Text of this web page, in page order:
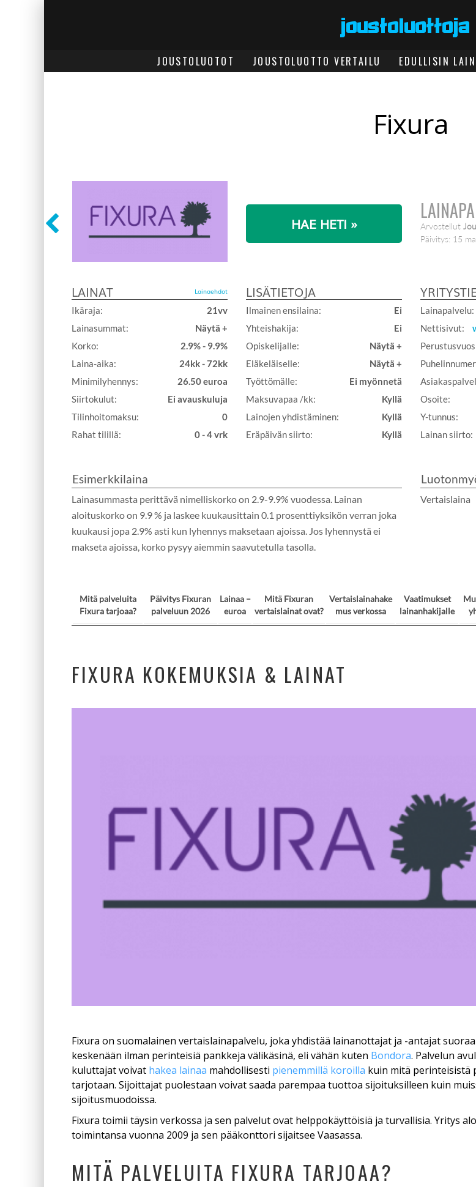
JOUSTOLUOTOT JOUSTOLUOTTO VERTAILU EDULLISIN
Fixura
HAE HETI » Arvostellut
Päivitys: 15
LAINAT Lainaehdot
Ikäraja:
21vv
Lainasummat:
Näytä +
Korko:
2.9% - 9.9%
Laina-aika:
24kk - 72kk
Minimilyhennys:
26.50 euroa
Siirtokulut:
Ei avauskuluja
Tilinhoitomaksu:
0
Rahat tilillä:
0 - 4 vrk
LISÄTIETOJA
Ilmainen ensilaina:
Ei
Yhteishakija:
Ei
Opiskelijalle:
Näytä +
Eläkeläiselle:
Näytä +
Työttömälle:
Ei myönnetä
Maksuvapaa /kk:
Kyllä
Lainojen yhdistäminen:
Kyllä
Eräpäivän siirto:
Kyllä
Lainapalvelu:
Nettisivut:
Osoite:
Y-tunnus:
Lainan siirto:
Esimerkkilaina
Lainasummasta perittävä nimelliskorko on 2.9-9.9% vuodessa. Lainan
aloituskorko on 9.9 % ja laskee kuukausittain 0.1 prosenttiyksikön verran joka
kuukausi jopa 2.9% asti kun lyhennys maksetaan ajoissa. Jos lyhennystä ei
makseta ajoissa, korko pysyy aiemmin saavutetulla tasolla.
Vertaislaina
Mitä palveluita
Fixura tarjoaa?
Päivitys Fixuran
palveluun 2026
Lainaa –
euroa
Mitä Fixuran
vertaislainat ovat?
Vertaislainahake
mus verkossa
Vaatimukset
lainanhakijalle
FIXURA KOKEMUKSIA & LAINAT
Fixura on suomalainen vertaislainapalvelu, joka yhdistää lainanottajat ja -antajat
keskenään ilman perinteisiä pankkeja välikäsinä, eli vähän kuten Bondora. Palvelun
kuluttajat voivat hakea lainaa mahdollisesti pienemmillä koroilla kuin mitä perinteisistä
tarjotaan. Sijoittajat puolestaan voivat saada parempaa tuottoa sijoituksilleen kuin
sijoitusmuodoissa.
Fixura toimii täysin verkossa ja sen palvelut ovat helppokäyttöisiä ja turvallisia. Yritys
toimintansa vuonna 2009 ja sen pääkonttori sijaitsee Vaasassa.
MITÄ PALVELUITA FIXURA TARJOAA?